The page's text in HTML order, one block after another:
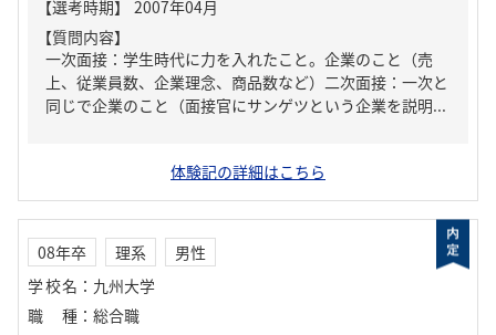
【質問内容】
一次面接：学生時代に力を入れたこと。企業のこと（売
上、従業員数、企業理念、商品数など）二次面接：一次と
同じで企業のこと（面接官にサンゲツという企業を説明...
体験記の詳細はこちら
08年卒 理系
男性
学校名 ： 九州大学
職種 ： 総合職